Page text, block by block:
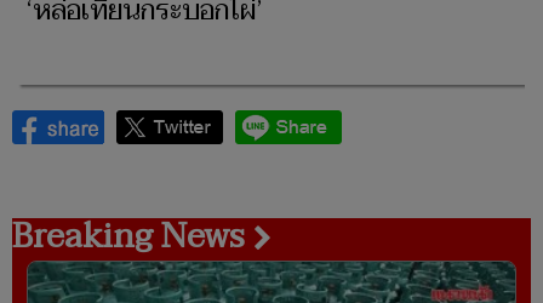
‘หล่อเทียนกระบอกไผ่’
Breaking News